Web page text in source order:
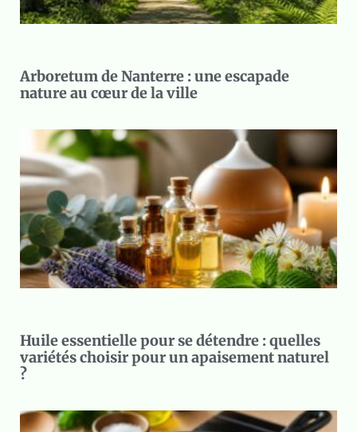
Arboretum de Nanterre : une escapade
nature au cœur de la ville
Huile essentielle pour se détendre : quelles
variétés choisir pour un apaisement naturel
?